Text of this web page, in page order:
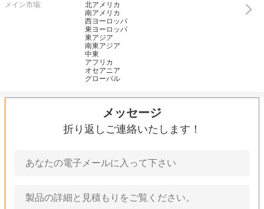
メイン市場:
北アメリカ
南アメリカ
西ヨーロッパ
東ヨーロッパ
東アジア
南東アジア
中東
アフリカ
オセアニア
グローバル
メッセージ
折り返しご連絡いたします！